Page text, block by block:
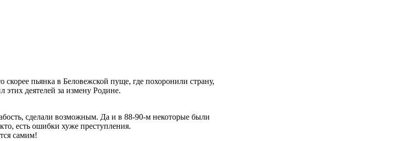
скорее пьянка в Беловежской пуще, где похоронили страну,
деятелей за измену Родине.
сделали возможным. Да и в 88-90-м некоторые были
есть ошибки хуже преступления.
самим!